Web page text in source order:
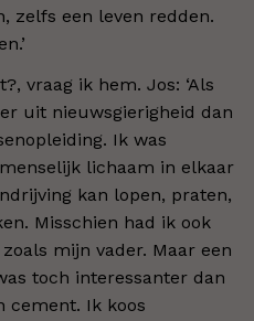
zelfs een leven redden.
vraag ik hem. Jos: ‘Als
uit nieuwsgierigheid dan
Ik was
lichaam in elkaar
kan lopen, praten,
Misschien had ik ook
mijn vader. Maar een
toch interessanter dan
cement. Ik koos